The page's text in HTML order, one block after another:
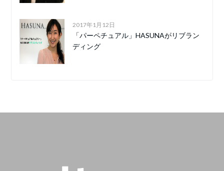
2017年1月12日
「パーペチュアル」HASUNAがリブラン
ディング